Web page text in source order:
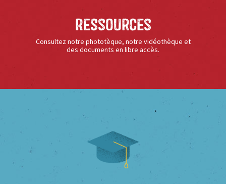
Ressources
Consultez notre phototèque, notre vidéothèque et
des documents en libre accès.